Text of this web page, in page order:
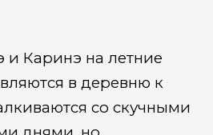
Каринэ на летние
в деревню к
со скучными